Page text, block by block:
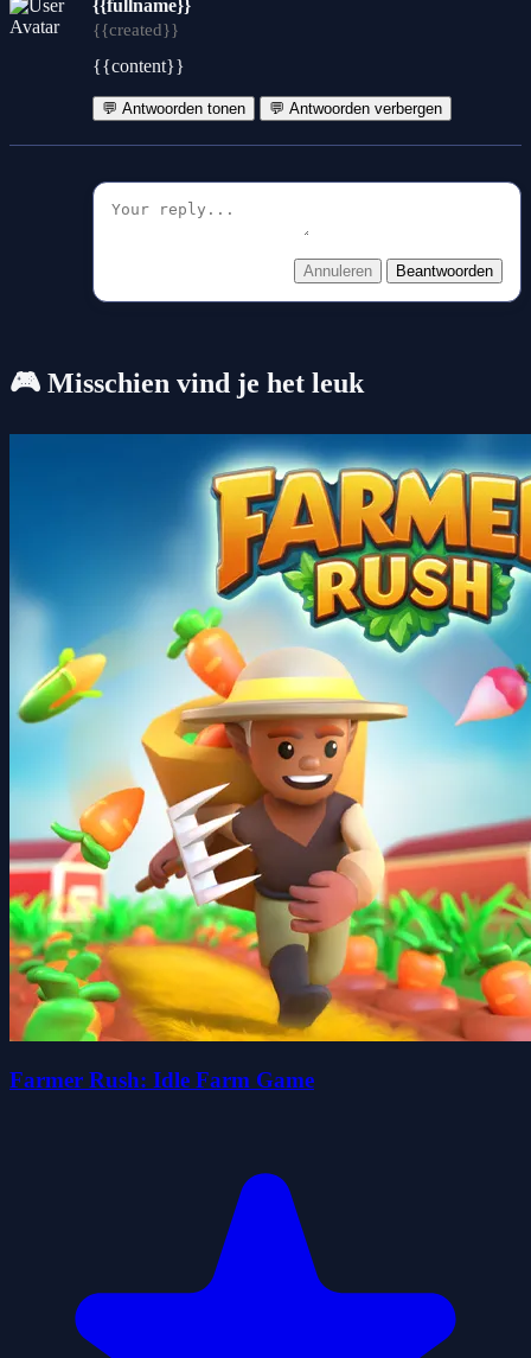
{{fullname}}
{{created}}
{{content}}
💬 Antwoorden tonen 💬 Antwoorden verbergen
Annuleren Beantwoorden
🎮 Misschien vind je het leuk
Farmer Rush: Idle Farm Game